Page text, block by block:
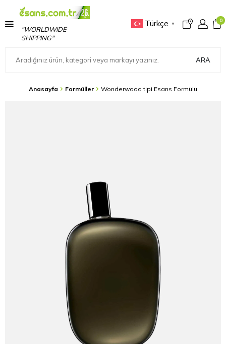
"WORLDWIDE
SHIPPING"
Türkçe ▼
0
ARA
Anasayfa Formüller Wonderwood tipi Esans Formülü